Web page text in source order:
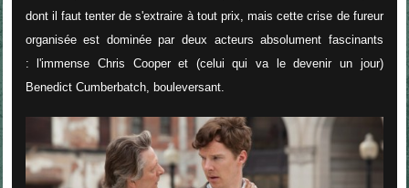
dont il faut tenter de s'extraire à tout prix, mais cette crise de fureur
organisée est dominée par deux acteurs absolument fascinants
: l'immense Chris Cooper et (celui qui va le devenir un jour)
Benedict Cumberbatch, bouleversant.